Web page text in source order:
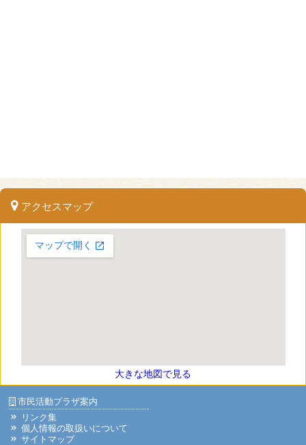
アクセスマップ
大きな地図で見る
市民活動プラザ案内
リンク集
個人情報の取扱いについて
サイトマップ